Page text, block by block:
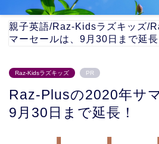
親子英語/Raz-Kidsラズキッズ/
マーセールは、9月30日まで延長
Raz-Kidsラズキッズ PR
Raz-Plusの2020年サ
9月30日まで延長！